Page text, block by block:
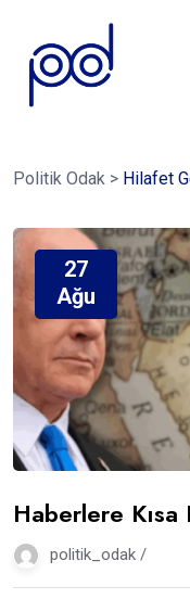
Politik Odak > Hilafet
27
Ağu
Haberlere
politik_odak /